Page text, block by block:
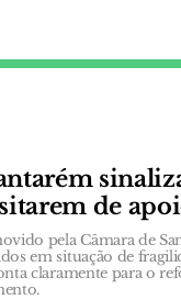
de
pela Câmara de
em situação de
claramente para o